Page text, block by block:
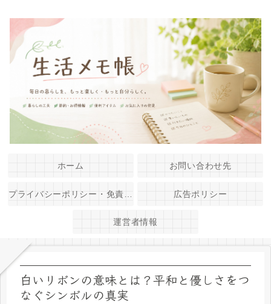
ホーム お問い合わせ先
広告ポリシー
運営者情報
白いリボンの意味とは？平和と優しさをつ
なぐシンボルの真実